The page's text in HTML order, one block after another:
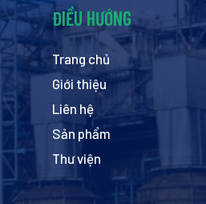
ĐIỀU HƯỚNG
Trang chủ
Giới thiệu
Liên hệ
Sản phẩm
Thư viện